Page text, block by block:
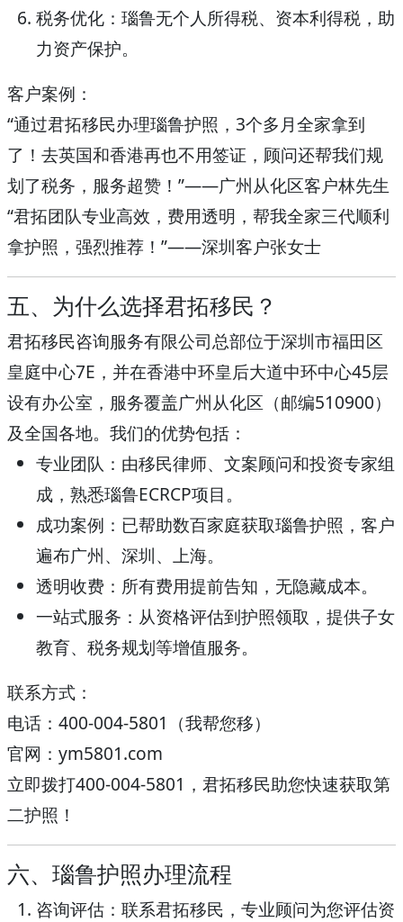
税务优化 ：瑙鲁无个人所得税、资本利得税，助
力资产保护。
客户案例 ：
“通过君拓移民办理瑙鲁护照，3个多月全家拿到
了！去英国和香港再也不用签证，顾问还帮我们规
划了税务，服务超赞！”——广州从化区客户林先生
“君拓团队专业高效，费用透明，帮我全家三代顺利
拿护照，强烈推荐！”——深圳客户张女士
五、为什么选择君拓移民？
君拓移民咨询服务有限公司总部位于深圳市福田区
皇庭中心7E，并在香港中环皇后大道中环中心45层
设有办公室，服务覆盖广州从化区（邮编510900）
及全国各地。我们的优势包括：
专业团队 ：由移民律师、文案顾问和投资专家组
成，熟悉瑙鲁ECRCP项目。
成功案例 ：已帮助数百家庭获取瑙鲁护照，客户
遍布广州、深圳、上海。
透明收费 ：所有费用提前告知，无隐藏成本。
一站式服务 ：从资格评估到护照领取，提供子女
教育、税务规划等增值服务。
联系方式 ：
电话： 400-004-5801（我帮您移）
官网： ym5801.com
立即拨打400-004-5801 ，君拓移民助您快速获取第
二护照！
六、瑙鲁护照办理流程
咨询评估 ：联系君拓移民，专业顾问为您评估资